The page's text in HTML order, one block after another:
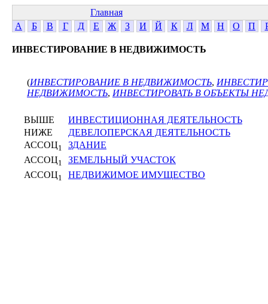
Главная
А
Б В Г Д Е Ж З И Й К Л М Н О П
ИНВЕСТИРОВАНИЕ В НЕДВИЖИМОСТЬ
(ИНВЕСТИРОВАНИЕ В НЕДВИЖИМОСТЬ,
НЕДВИЖИМОСТЬ, ИНВЕСТИРОВАТЬ В ОБЪЕКТЫ
ВЫШЕ
ИНВЕСТИЦИОННАЯ ДЕЯТЕЛЬНОСТЬ
НИЖЕ
ДЕВЕЛОПЕРСКАЯ ДЕЯТЕЛЬНОСТЬ
АССОЦ1
ЗДАНИЕ
АССОЦ1
ЗЕМЕЛЬНЫЙ УЧАСТОК
АССОЦ1 НЕДВИЖИМОЕ ИМУЩЕСТВО